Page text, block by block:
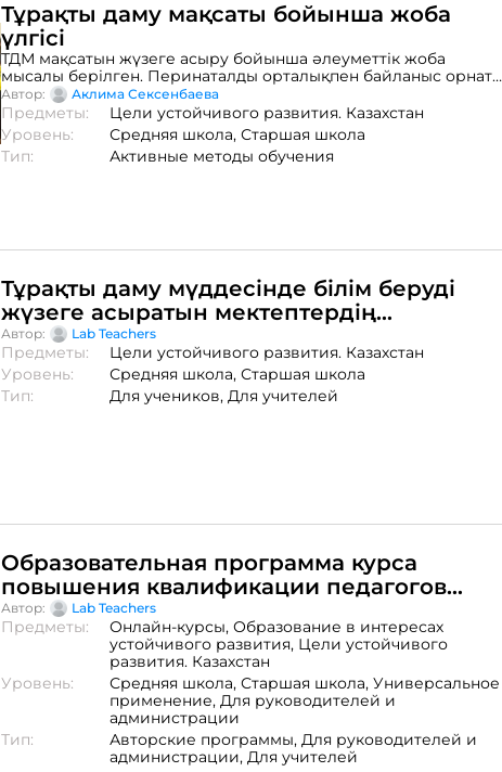
Тұрақты даму мақсаты бойынша жоба
үлгісі
ТДМ мақсатын жүзеге асыру бойынша әлеуметтік жоба
мысалы берілген. Перинаталды орталықпен байланыс орнату
арқылы дүние есігін ерте ашқан сәбилерге тоқыма
бұйымдарын тоқып, сыйлау арқылы, отбасыларына қолдау
білдіру. Жоба бірнеше этап бойынша өтеді. ЭҚосымша ақпарат
алу үшін хабарлассаңыз, қуанышьты боламын!!!
Автор: Аклима Сексенбаева
Предметы:
Цели устойчивого развития. Казахстан
Уровень:
Средняя школа, Старшая школа
Тип:
Активные методы обучения
Тұрақты даму мүддесінде білім беруді
жүзеге асыратын мектептердің
менеджменті
Автор: Lab Teachers
Предметы:
Цели устойчивого развития. Казахстан
Уровень:
Средняя школа, Старшая школа
Тип:
Для учеников, Для учителей
Образовательная программа курса
повышения квалификации педагогов
«Менеджмент школ, реализующих
образование в интересах устойчивого
развития»
Автор: Lab Teachers
Предметы: Онлайн-курсы, Образование в интересах
устойчивого развития, Цели устойчивого
развития. Казахстан
Уровень:
Средняя школа, Старшая школа, Универсальное
применение, Для руководителей и
администрации
Тип:
Авторские программы, Для руководителей и
администрации, Для учителей